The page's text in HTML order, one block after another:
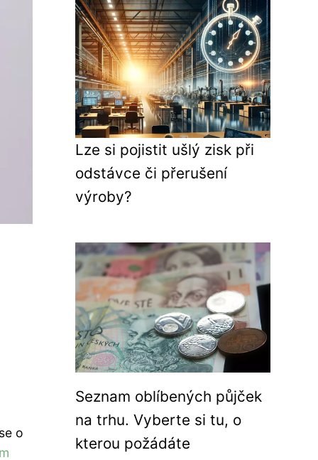
o
Lze si pojistit ušlý zisk při
odstávce či přerušení
výroby?
Seznam oblíbených půjček
na trhu. Vyberte si tu, o
kterou požádáte